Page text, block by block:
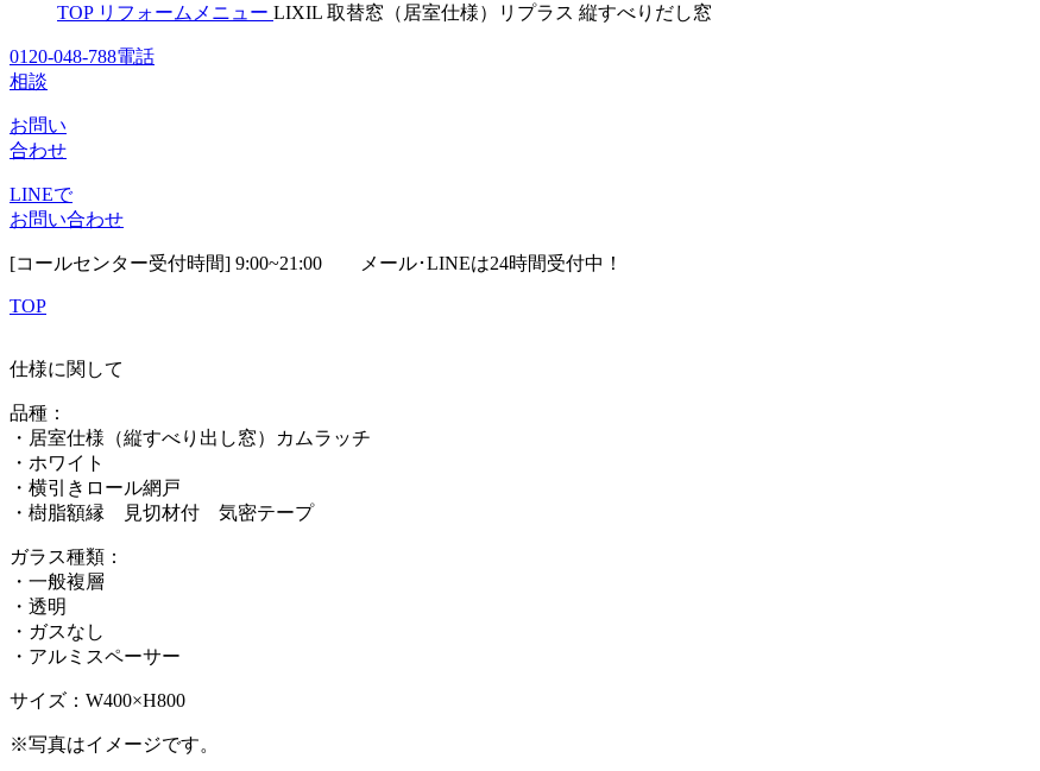
TOP リフォームメニュー LIXIL 取替窓（居室仕様）リプラス 縦すべりだし窓
0120-048-788電話
相談
お問い
合わせ
LINEで
お問い合わせ
[コールセンター受付時間] 9:00~21:00 メール･LINEは24時間受付中！
TOP
仕様に関して
品種：
・居室仕様（縦すべり出し窓）カムラッチ
・ホワイト
・横引きロール網戸
・樹脂額縁 見切材付 気密テープ
ガラス種類：
・一般複層
・透明
・ガスなし
・アルミスペーサー
サイズ：W400×H800
※写真はイメージです。